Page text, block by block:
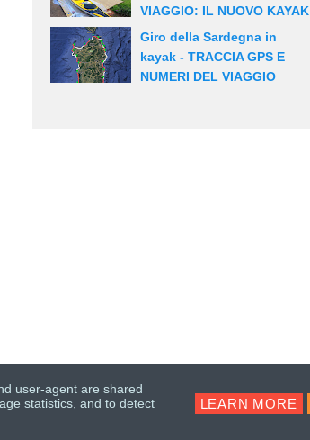
VIAGGIO: IL NUOVO KAYAK
Giro della Sardegna in
kayak - TRACCIA GPS E
NUMERI DEL VIAGGIO
user-agent are shared
statistics, and to detect
LEARN MORE